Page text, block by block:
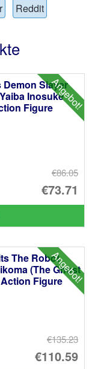
Reddit
Angebot!
Demon Slayer
Inosuke
Figure
€86.05
€73.71
Angebot!
The Robot
(The Ghost
Figure
€135.23
€110.59